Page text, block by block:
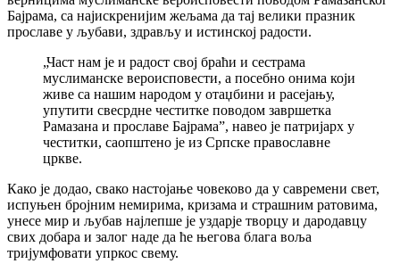
Бајрама, са најискренијим жељама да тај велики празник
прославе у љубави, здрављу и истинској радости.
„Част нам је и радост свој браћи и сестрама
муслиманске вероисповести, а посебно онима који
живе са нашим народом у отаџбини и расејању,
упутити свесрдне честитке поводом завршетка
Рамазана и прославе Бајрама”, навео је патријарх у
честитки, саопштено је из Српске православне
цркве.
Како је додао, свако настојање човеково да у савремени свет,
испуњен бројним немирима, кризама и страшним ратовима,
унесе мир и љубав најлепше је уздарје творцу и дародавцу
свих добара и залог наде да ће његова блага воља
тријумфовати упркос свему.